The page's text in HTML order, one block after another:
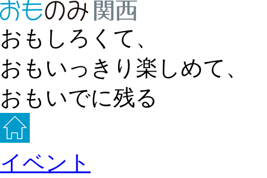
おもしろくて、
おもいっきり楽しめて、
おもいでに残る
イベント